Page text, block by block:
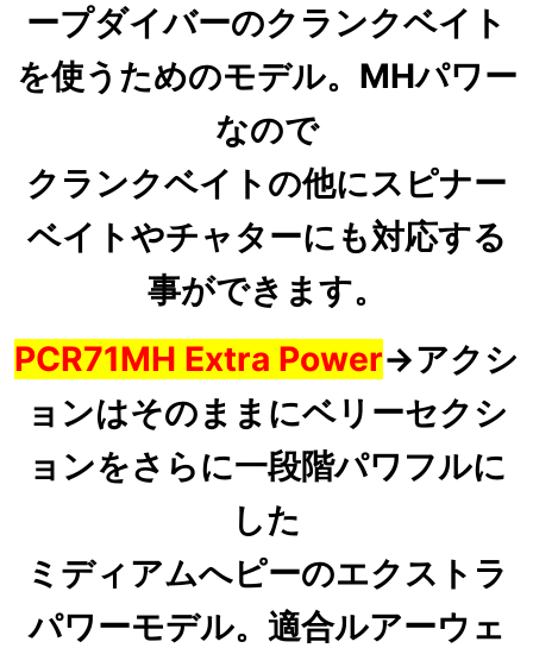
ープダイバーのクランクベイト
を使うためのモデル。MHパワー
なので
クランクベイトの他にスピナー
ベイトやチャターにも対応する
事ができます。
PCR71MH Extra Power→アクシ
ョンはそのままにベリーセクシ
ョンをさらに一段階パワフルに
した
ミディアムへピーのエクストラ
パワーモデル。適合ルアーウェ